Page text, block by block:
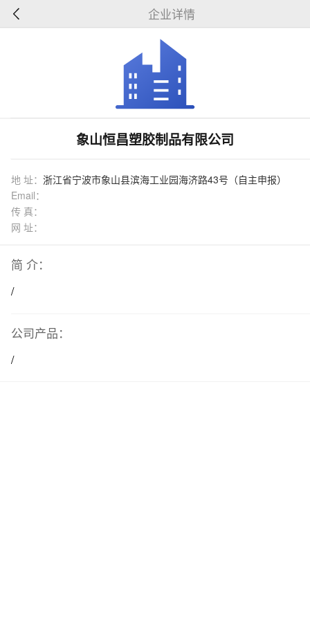
企业详情
象山恒昌塑胶制品有限公司
地 址： 浙江省宁波市象山县滨海工业园海济路43号（自主申报）
Email：
传 真：
网 址：
简 介：
/
公司产品：
/